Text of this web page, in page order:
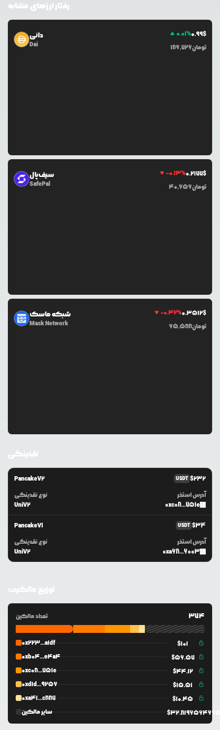
رفتار ارزهای مشابه
دائی
Dai
0.01%0.99$
186,726تومان
سیف‌پال
SafePal
-0.13%0.2177$
40,656تومان
شبکه ماسک
Mask Network
-0.32%0.3512$
65,588تومان
نقدینگی
PancakeV2 USDT $232
نوع نقدینگی
UniV2
آدرس استخر
0xc08...751e
PancakeV1 USDT $34
نوع نقدینگی
UniV2
آدرس استخر
0xa68...6003
توزیع مالکیت
تعداد مالکین 374
0x223...a1df $101
0xb04...e4a4
$56.57
0xc08...751e
$44.12
0xd1d...9256
$15.51
0xa41...c887
$10.45
سایر مالکین
$